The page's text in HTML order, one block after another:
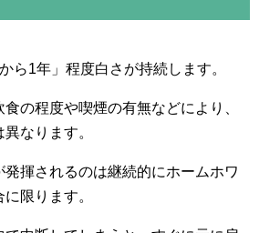
ら1年」程度白さが持続します。
の程度や喫煙の有無などにより、
なります。
揮されるのは継続的にホームホワ
限ります。